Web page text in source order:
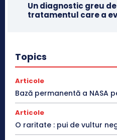
Un diagnostic greu
tratamentul care a
Topics
Articole
Bază permanentă a NASA
Articole
O raritate : pui de vultur